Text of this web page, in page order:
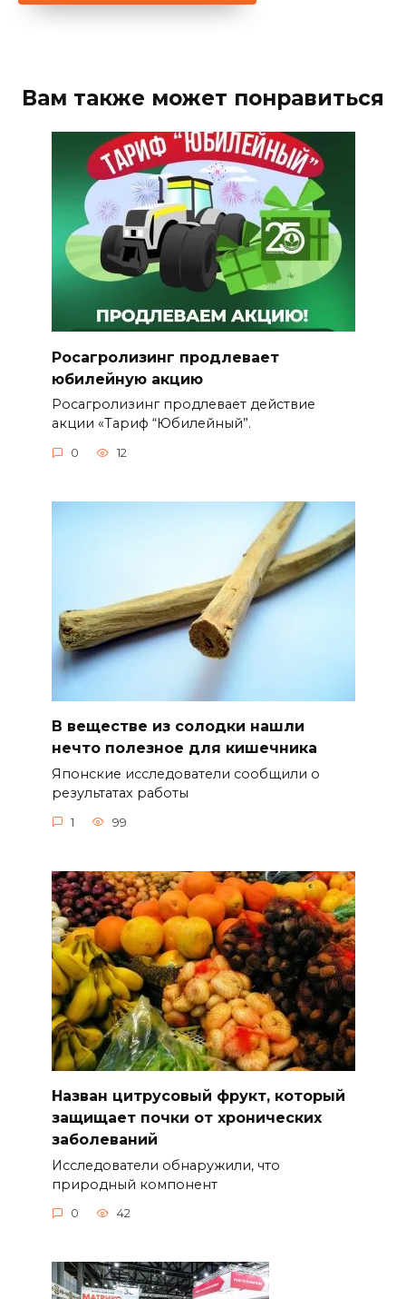
Вам также может понравиться
Росагролизинг продлевает
юбилейную акцию
Росагролизинг продлевает действие
акции «Тариф “Юбилейный”.
0 12
В веществе из солодки нашли
нечто полезное для кишечника
Японские исследователи сообщили о
результатах работы
1 99
Назван цитрусовый фрукт, который
защищает почки от хронических
заболеваний
Исследователи обнаружили, что
природный компонент
0 42